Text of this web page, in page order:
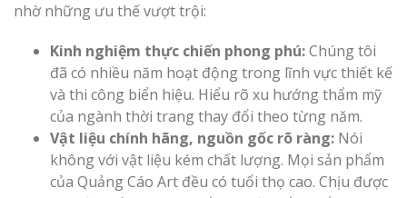
nhờ những ưu thế vượt trội:
Kinh nghiệm thực chiến phong phú:Chúng tôi
đã có nhiều năm hoạt động trong lĩnh vực thiết kế
và thi công biển hiệu. Hiểu rõ xu hướng thẩm mỹ
của ngành thời trang thay đổi theo từng năm.
Vật liệu chính hãng, nguồn gốc rõ ràng: Nói
không với vật liệu kém chất lượng. Mọi sản phẩm
của Quảng Cáo Art đều có tuổi thọ cao. Chịu được